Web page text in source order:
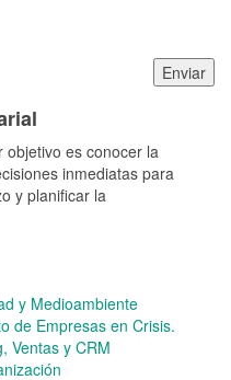
Enviar
objetivo es conocer la
inmediatas para
y planificar la
y Medioambiente
de Empresas en Crisis.
Ventas y CRM